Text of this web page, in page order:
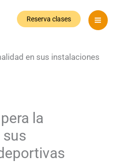
Reserva clases
en sus instalaciones
la